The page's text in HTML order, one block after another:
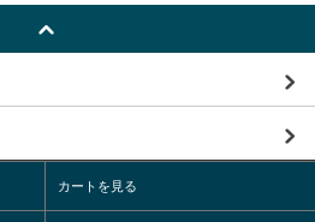
カートを見る